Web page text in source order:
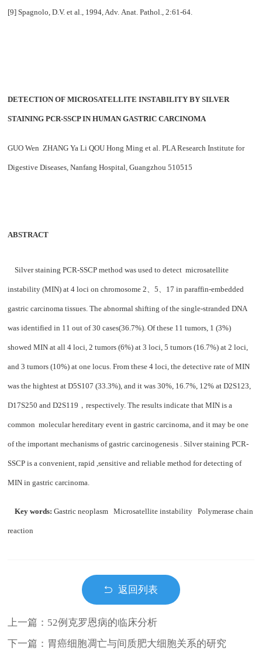
[9] Spagnolo, D.V. et al., 1994, Adv. Anat. Pathol., 2:61-64.
DETECTION OF MICROSATELLITE INSTABILITY BY SILVER
STAINING PCR-SSCP IN HUMAN GASTRIC CARCINOMA
GUO Wen ZHANG Ya Li QOU Hong Ming et al.PLA Research Institute for
Digestive Diseases,Nanfang Hospital ,Guangzhou 510515
ABSTRACT
Silver staining PCR-SSCP method was used to detect microsatellite
instability (MIN) at 4 loci on chromosome 2 、5 17 in paraffin-embedded
gastric carcinoma tissues. The abnormal shifting of the single-stranded DNA
was identified in 11 out of 30 cases(36.7%). Of these 11 tumors, 1 (3%)
showed MIN at all 4 loci, 2 tumors (6%) at 3 loci, 5 tumors (16.7%) at 2 loci,
and 3 tumors (10%) at one locus. From these 4 loci, the detective rate of MIN
was the hightest at D5S107 (33.3%), and it was 30%, 16.7%, 12% at D2S123,
D17S250 and D2S119 ，respectively. The results indicate that MIN is a
common molecular hereditary event in gastric carcinoma, and it may be one
of the important mechanisms of gastric carcinogenesis . Silver staining PCR-
SSCP is a convenient, rapid ,sensitive and reliable method for detecting of
MIN in gastric carcinoma.
Key words:Gastric neoplasm Microsatellite instability Polymerase chain
reaction
返回列表
上一篇：52例克罗恩病的临床分析
下一篇：胃癌细胞凋亡与间质肥大细胞关系的研究